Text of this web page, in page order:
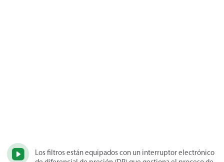
Los filtros están equipados con un interruptor electrónico